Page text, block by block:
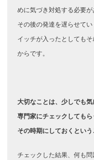
めに気づき対処する必要が
その後の発達を遅らせて
イッチが入ったとしても
からです。
大切なことは、少しでも
専門家にチェックしても
その時期にしておくという
チェックした結果、何も